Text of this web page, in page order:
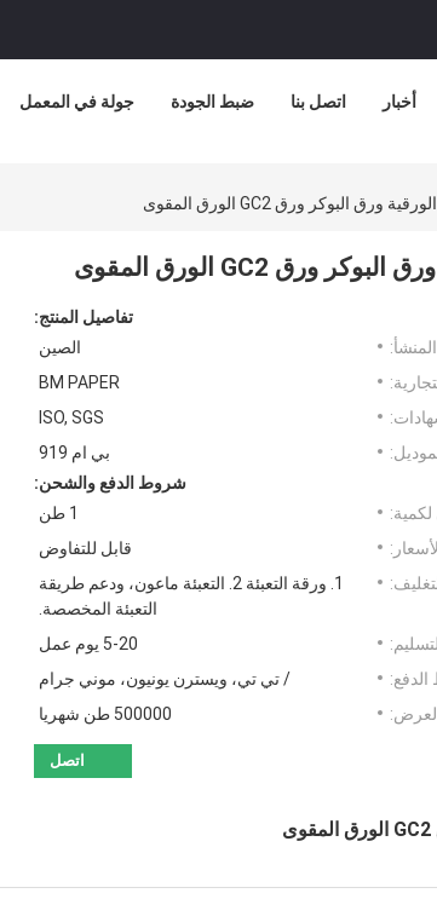
جولة في المعمل ضبط الجودة اتصل بنا أخبار
تفاصيل المنتج:
الصين
BM PAPER
ISO, SGS
بي ام 919
شروط الدفع والشحن:
لكمية:
1 طن
قابل للتفاوض
1. ورقة التعبئة 2. التعبئة ماعون، ودعم طريقة
التعبئة المخصصة.
5-20 يوم عمل
/ تي تي، ويسترن يونيون، موني جرام
500000 طن شهريا
اتصل